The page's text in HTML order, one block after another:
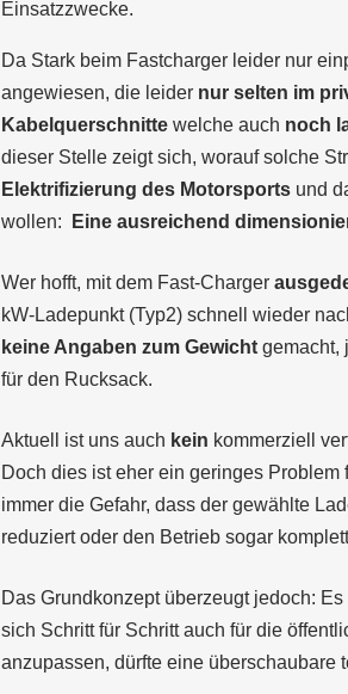
Einsatzzwecke.
Da Stark beim Fastcharger leider nur
angewiesen, die leider nur selten im
Kabelquerschnittewelche auch noch
dieser Stelle zeigt sich, worauf solche
Elektrifizierung des Motorsportsund
wollen:
Eine ausreichend
Wer hofft, mit dem Fast-Charger
kW-Ladepunkt (Typ2) schnell wieder
keine Angaben zum Gewichtgemacht,
für den Rucksack.
Aktuell ist uns auch kein kommerziell
Doch dies ist eher ein geringes
immer die Gefahr, dass der gewählte
reduziert oder den Betrieb sogar
Das Grundkonzept überzeugt jedoch:
sich Schritt für Schritt auch für die
anzupassen, dürfte eine überschaubare